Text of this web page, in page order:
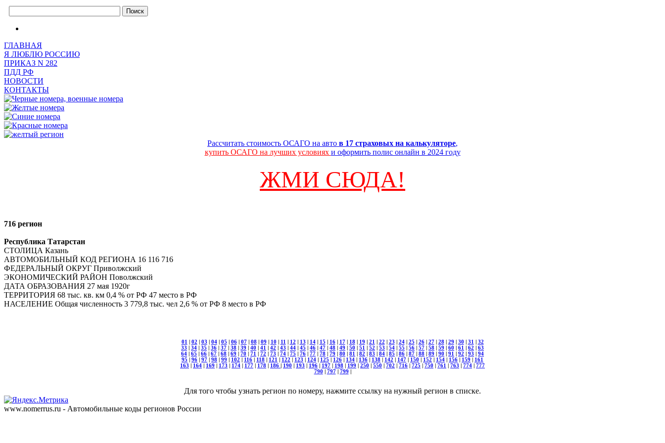
ГЛАВНАЯ
Я ЛЮБЛЮ РОССИЮ
ПРИКАЗ N 282
ПДД РФ
НОВОСТИ
КОНТАКТЫ
Рассчитать стоимость ОСАГО на авто в 17 страховых на калькуляторе,
купить ОСАГО на лучших условиях и оформить полис онлайн в 2024 году
ЖМИ СЮДА!
716 регион
Республика Татарстан
СТОЛИЦА Казань
АВТОМОБИЛЬНЫЙ КОД РЕГИОНА 16 116 716
ФЕДЕРАЛЬНЫЙ ОКРУГ Приволжский
ЭКОНОМИЧЕСКИЙ РАЙОН Поволжский
ДАТА ОБРАЗОВАНИЯ 27 мая 1920г
ТЕРРИТОРИЯ 68 тыс. кв. км 0,4 % от РФ 47 место в РФ
НАСЕЛЕНИЕ Общая численность 3 779,8 тыс. чел 2,6 % от РФ 8 место в РФ
01 | 02 | 03 | 04| 05 | 06| 07| 08| 09 | 10 | 11 | 12 | 13 | 14| 15 | 16| 17| 18| 19 | 21 | 22 | 23 | 24| 25 | 26| 27| 28| 29 | 30 | 31 | 32
33 | 34 | 35 | 36 | 37 | 38 | 39 | 40 | 41 | 42 | 43 | 44 | 45 | 46 | 47 | 48 | 49 | 50 | 51 | 52 | 53 | 54 | 55 | 56 | 57 | 58 | 59 | 60 | 61 | 62 | 63
64 | 65 | 66 | 67 | 68 | 69 | 70 | 71 | 72 | 73 | 74 | 75 | 76 | 77 | 78 | 79 | 80 | 81 | 82 | 83 | 84 | 85 | 86 | 87 | 88 | 89 | 90 | 91 | 92 | 93 | 94
95 | 96 | 97 | 98 | 99 | 102 | 116 | 118 | 121 | 122 | 123 | 124 | 125 | 126 | 134 | 136 | 138 | 142 | 147 | 150 | 152 | 154 | 156 | 159 | 161
163 | 164 | 169 | 173 | 174 | 177 | 178 | 186 | 190 | 193 | 196 | 197 | 198 | 199 | 250 | 550 | 702 | 716 | 725 | 750 | 761 | 763 | 774 | 777
790 | 797| 799 |
Для того чтобы узнать регион по номеру, нажмите ссылку на нужный регион в списке.
www.nomerrus.ru - Автомобильные коды регионов России